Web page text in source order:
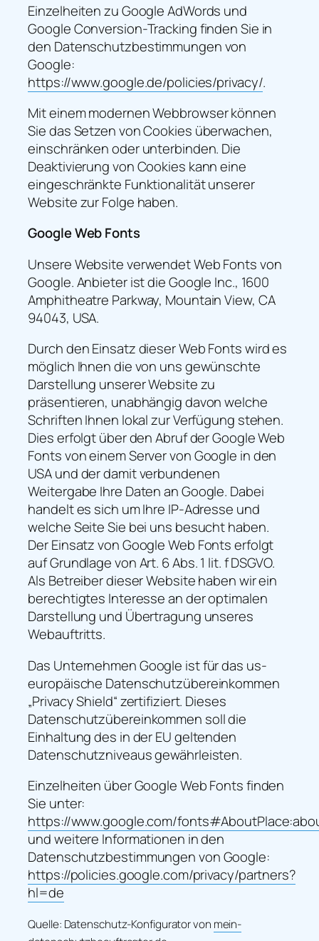
Einzelheiten zu Google AdWords und
Google Conversion-Tracking finden Sie in
den Datenschutzbestimmungen von
Google:
https://www.google.de/policies/privacy/.
Mit einem modernen Webbrowser können
Sie das Setzen von Cookies überwachen,
einschränken oder unterbinden. Die
Deaktivierung von Cookies kann eine
eingeschränkte Funktionalität unserer
Website zur Folge haben.
Google Web Fonts
Unsere Website verwendet Web Fonts von
Google. Anbieter ist die Google Inc., 1600
Amphitheatre Parkway, Mountain View, CA
94043, USA.
Durch den Einsatz dieser Web Fonts wird es
möglich Ihnen die von uns gewünschte
Darstellung unserer Website zu
präsentieren, unabhängig davon welche
Schriften Ihnen lokal zur Verfügung stehen.
Dies erfolgt über den Abruf der Google Web
Fonts von einem Server von Google in den
USA und der damit verbundenen
Weitergabe Ihre Daten an Google. Dabei
handelt es sich um Ihre IP-Adresse und
welche Seite Sie bei uns besucht haben.
Der Einsatz von Google Web Fonts erfolgt
auf Grundlage von Art. 6 Abs. 1 lit. f DSGVO.
Als Betreiber dieser Website haben wir ein
berechtigtes Interesse an der optimalen
Darstellung und Übertragung unseres
Webauftritts.
Das Unternehmen Google ist für das us-
europäische Datenschutzübereinkommen
„Privacy Shield“ zertifiziert. Dieses
Datenschutzübereinkommen soll die
Einhaltung des in der EU geltenden
Datenschutzniveaus gewährleisten.
Einzelheiten über Google Web Fonts finden
Sie unter:
https://www.google.com/
und weitere Informationen in den
Datenschutzbestimmungen von Google:
https://policies.google.com/privacy/partners?
hl=de
Quelle: Datenschutz-Konfigurator von mein-